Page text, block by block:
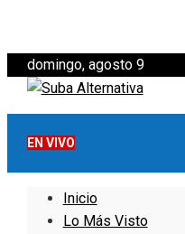
domingo, agosto 9
EN VIVO
Inicio
Lo Más Visto